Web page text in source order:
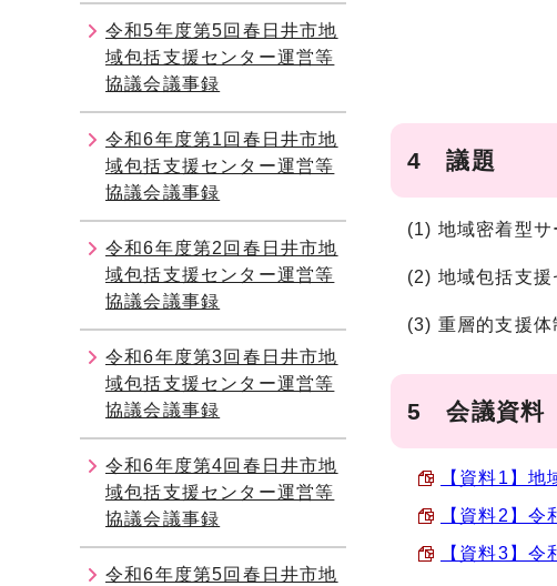
4 議題
(1) 地域密着型サ
(2) 地域包括支援
(3) 重層的支援体
5 会議資料
【資料1】
【資料2】
【資料3】
令和5年度第5回春日井市地
域包括支援センター運営等
協議会議事録
令和6年度第1回春日井市地
域包括支援センター運営等
協議会議事録
令和6年度第2回春日井市地
域包括支援センター運営等
協議会議事録
令和6年度第3回春日井市地
域包括支援センター運営等
協議会議事録
令和6年度第4回春日井市地
域包括支援センター運営等
協議会議事録
令和6年度第5回春日井市地